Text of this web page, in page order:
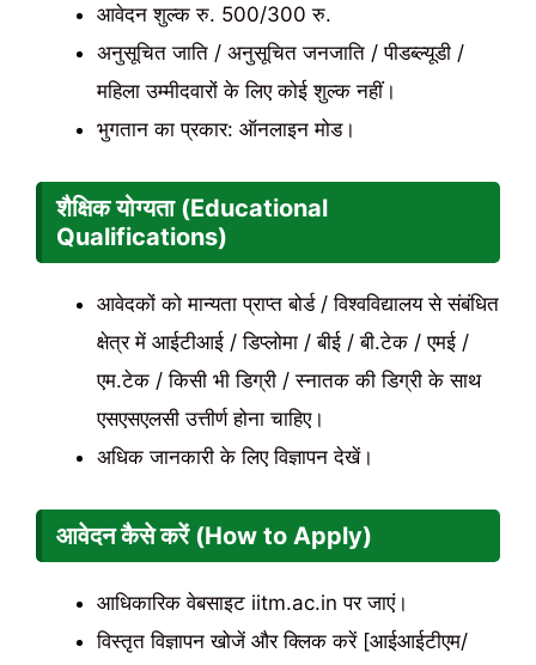
आवेदन शुल्क रु. 500/300 रु.
अनुसूचित जाति / अनुसूचित जनजाति / पीडब्ल्यूडी /
महिला उम्मीदवारों के लिए कोई शुल्क नहीं।
भुगतान का प्रकार: ऑनलाइन मोड।
शैक्षिक योग्यता (Educational
Qualifications)
आवेदकों को मान्यता प्राप्त बोर्ड / विश्वविद्यालय से संबंधित
क्षेत्र में आईटीआई / डिप्लोमा / बीई / बी.टेक / एमई /
एम.टेक / किसी भी डिग्री / स्नातक की डिग्री के साथ
एसएसएलसी उत्तीर्ण होना चाहिए।
अधिक जानकारी के लिए विज्ञापन देखें।
आवेदन कैसे करें (How to Apply)
आधिकारिक वेबसाइट iitm.ac.in पर जाएं।
विस्तृत विज्ञापन खोजें और क्लिक करें [आईआईटीएम/